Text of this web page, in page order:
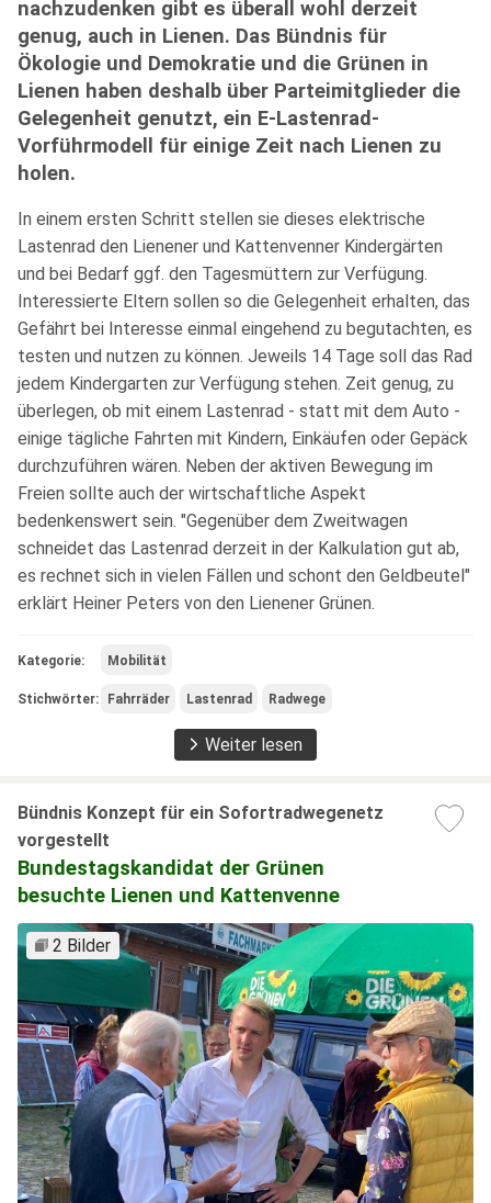
nachzudenken gibt es überall wohl derzeit
genug, auch in Lienen. Das Bündnis für
Ökologie und Demokratie und die Grünen in
Lienen haben deshalb über Parteimitglieder die
Gelegenheit genutzt, ein E-Lastenrad-
Vorführmodell für einige Zeit nach Lienen zu
holen.
In einem ersten Schritt stellen sie dieses elektrische
Lastenrad den Lienener und Kattenvenner Kindergärten
und bei Bedarf ggf. den Tagesmüttern zur Verfügung.
Interessierte Eltern sollen so die Gelegenheit erhalten, das
Gefährt bei Interesse einmal eingehend zu begutachten, es
testen und nutzen zu können. Jeweils 14 Tage soll das Rad
jedem Kindergarten zur Verfügung stehen. Zeit genug, zu
überlegen, ob mit einem Lastenrad - statt mit dem Auto -
einige tägliche Fahrten mit Kindern, Einkäufen oder Gepäck
durchzuführen wären. Neben der aktiven Bewegung im
Freien sollte auch der wirtschaftliche Aspekt
bedenkenswert sein. "Gegenüber dem Zweitwagen
schneidet das Lastenrad derzeit in der Kalkulation gut ab,
es rechnet sich in vielen Fällen und schont den Geldbeutel"
erklärt Heiner Peters von den Lienener Grünen.
Kategorie: Mobilität
Stichwörter: Fahrräder Lastenrad Radwege
Weiter lesen
2 Bilder
Bündnis Konzept für ein Sofortradwegenetz
vorgestellt
Bundestagskandidat der Grünen
besuchte Lienen und Kattenvenne